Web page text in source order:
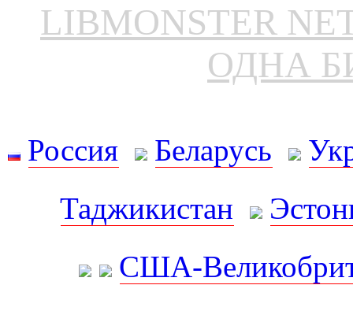
LIBMONSTER
ОДНА
Россия Беларусь
Таджикистан
США-